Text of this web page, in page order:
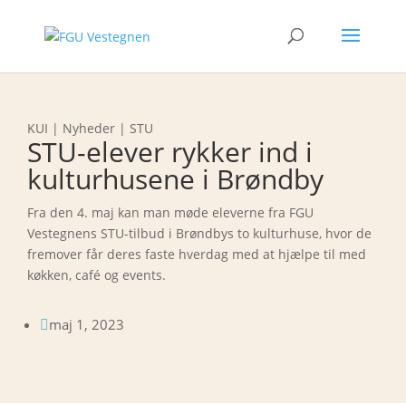
KUI | Nyheder | STU
STU-elever rykker ind i
kulturhusene i Brøndby
Fra den 4. maj kan man møde eleverne fra FGU
Vestegnens STU-tilbud i Brøndbys to kulturhuse, hvor de
fremover får deres faste hverdag med at hjælpe til med
køkken, café og events.
maj 1, 2023